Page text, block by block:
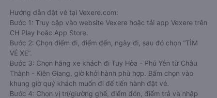
Hướng dẫn đặt vé tại Vexere.com:
Bước 1: Truy cập vào website Vexere hoặc tải app Vexere trên
CH Play hoặc App Store.
Bước 2: Chọn điểm đi, điểm đến, ngày đi, sau đó chọn “TÌM
VÉ XE”.
Bước 3: Chọn hãng xe khách đi Tuy Hòa - Phú Yên từ Châu
Thành - Kiên Giang, giờ khởi hành phù hợp. Bấm chọn vào
khung giờ quý khách muốn đi để tiến hành đặt vé.
Bước 4: Chọn vị trí/giường ghế, điểm đón, điểm trả và nhập